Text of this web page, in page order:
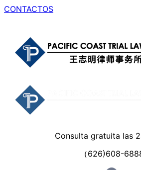
CONTACTOS
Consulta gratuita las
（626)608-